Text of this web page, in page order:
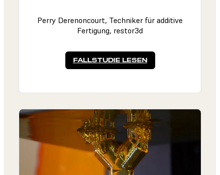
Perry Derenoncourt, Techniker für additive
Fertigung, restor3d
FALLSTUDIE LESEN